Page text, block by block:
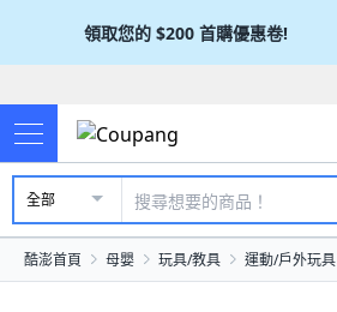
領取您的 $200 首購優惠卷!
全部
酷澎首頁 母嬰 玩具/教具 運動/戶外玩具